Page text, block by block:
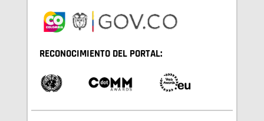
RECONOCIMIENTO DEL PORTAL: